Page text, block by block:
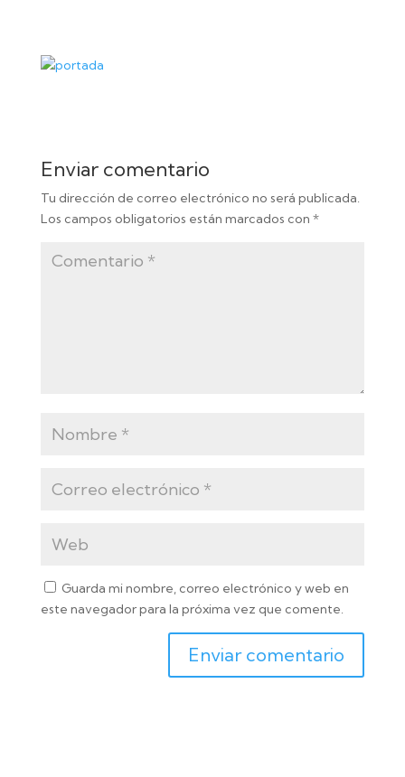
Enviar comentario
Tu dirección de correo electrónico no será publicada.
Los campos obligatorios están marcados con *
Guarda mi nombre, correo electrónico y web en
este navegador para la próxima vez que comente.